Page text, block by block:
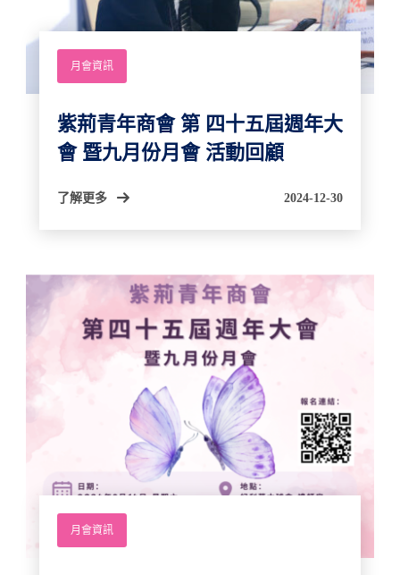
月會資訊
紫荊⻘年商會 第 四十五屆週年大
會 暨九月份月會 活動回顧
了解更多 2024-12-30
月會資訊